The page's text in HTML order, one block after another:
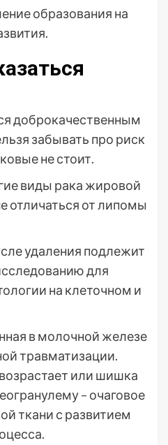
образования на
доброкачественным
забывать про риск
не стоит.
виды рака жировой
отличаться от липомы
удаления подлежит
для
на клеточном и
в молочной железе
травматизации.
или шишка
– очаговое
ткани с развитием